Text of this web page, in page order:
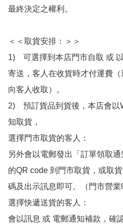
最終決定之權利。
＜＜取貨安排：＞＞
1)　可選擇到本店門市自取 或
寄送，客人在收貨時才付運費
向客人收取）。
2)　預訂貨品到貨後，本店會
知取貨，
選擇門市取貨的客人：
另外會以電郵發出「訂單領取
的QR code 到門市取貨，或取
碼及出示訊息即可。（門市營業
選擇快遞送貨的客人：
會以訊息 或 電郵通知補款，確